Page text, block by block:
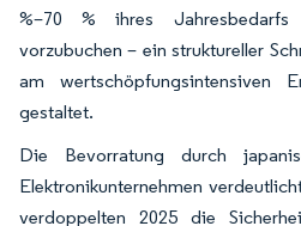
%–70 % ihres Jahresbedarfs
vorzubuchen – ein struktureller
am wertschöpfungsintensiven
gestaltet.
Die Bevorratung durch
Elektronikunternehmen
verdoppelten 2025 die